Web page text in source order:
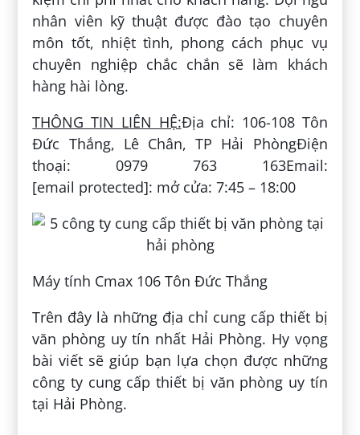
nhân viên kỹ thuật được đào tạo chuyên
môn tốt, nhiệt tình, phong cách phục vụ
chuyên nghiệp chắc chắn sẽ làm khách
hàng hài lòng.
THÔNG TIN LIÊN HỆ:Địa chỉ: 106-108 Tôn
Đức Thắng, Lê Chân, TP Hải PhòngĐiện
thoại: 0979 763 163Email:
[email protected]: mở cửa: 7:45 – 18:00
Máy tính Cmax 106 Tôn Đức Thắng
Trên đây là những địa chỉ cung cấp thiết bị
văn phòng uy tín nhất Hải Phòng. Hy vọng
bài viết sẽ giúp bạn lựa chọn được những
công ty cung cấp thiết bị văn phòng uy tín
tại Hải Phòng.